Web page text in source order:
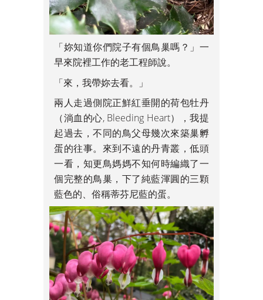
「妳知道你們院子有個鳥巢嗎？」一
早來院裡工作的老工程師說。
「來，我帶妳去看。」
兩人走過側院正鮮紅垂開的荷包牡丹
（淌血的心, Bleeding Heart），我提
起過去，不同的鳥父母幾次來築巢孵
蛋的往事。來到不遠的丹青叢，低頭
一看，知更鳥媽媽不知何時編織了一
個完整的鳥巢，下了純藍渾圓的三顆
藍色的、俗稱蒂芬尼藍的蛋。